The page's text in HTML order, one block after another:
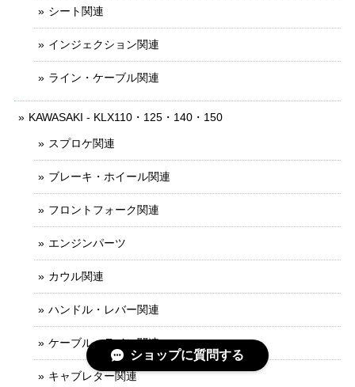
シート関連
インジェクション関連
ライン・ケーブル関連
KAWASAKI - KLX110・125・140・150
スプロケ関連
ブレーキ・ホイール関連
フロントフォーク関連
エンジンパーツ
カウル関連
ハンドル・レバー関連
ケーブル・ライン関連
キャブレター関連
ショップに質問する